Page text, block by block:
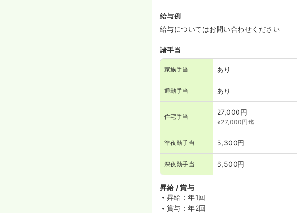
給与例
給与についてはお問い合わせください
諸手当
家族手当 あり
通勤手当 あり
住宅手当
27,000円
※27,000円迄
準夜勤手当 5,300円
深夜勤手当 6,500円
昇給 / 賞与
昇給：年1回
賞与：年2回